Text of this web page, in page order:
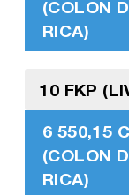
(COLON
RICA)
10 FKP
6 550,15
(COLON
RICA)